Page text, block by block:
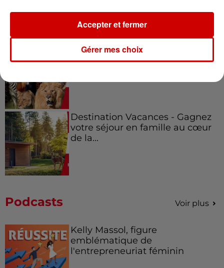
Le Duel - Gagnez vos entrées
pour l'un des zoos de nos
Destination Vacances - Gagnez
votre séjour en famille au cœur
de la...
Podcasts Voir plus
Kelly Massol, figure
emblématique de
l'entrepreneuriat féminin
Gérer mes choix
Accepter et fermer